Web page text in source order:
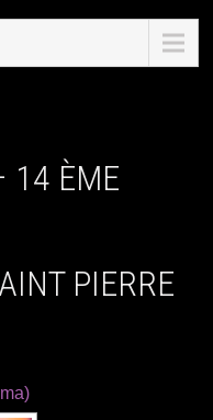
14 ÈME
PIERRE